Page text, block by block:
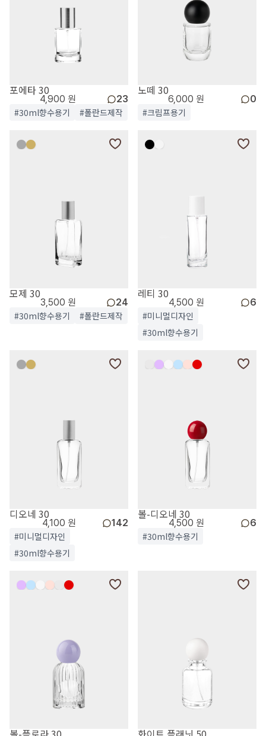
포에타 30
4,900 원 23
#30ml향수용기 #폴란드제작
노떼 30
6,000 원 0
#크림프용기
모제 30
3,500 원 24
#30ml향수용기 #폴란드제작
레티 30
4,500 원 6
#미니멀디자인
#30ml향수용기
디오네 30
4,100 원 142
#미니멀디자인
#30ml향수용기
볼-디오네 30
4,500 원 6
#30ml향수용기